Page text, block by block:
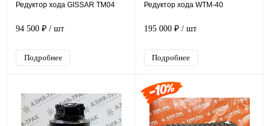
Редуктор хода GISSAR TM04
94 500 ₽ / шт
Подробнее
Редуктор хода WTM-40
195 000 ₽/ шт
Подробнее